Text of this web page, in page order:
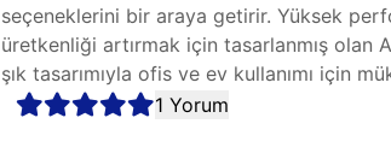
seçeneklerini bir araya getirir. Yüksek
üretkenliği artırmak için tasarlanmış olan
şık tasarımıyla ofis ve ev kullanımı için
1 Yorum